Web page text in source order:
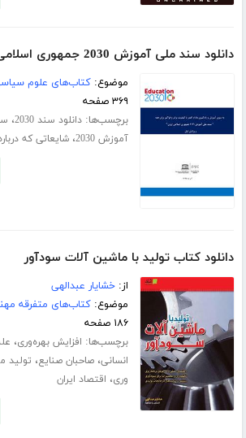
دانلود سند ملی آموزش 2030 جمهوری اسلامی ایران
موضوع:کتاب‌های علوم
۳۶۹ صفحه
برچسب‌ها:دانلود سند 2030 ، سند
آموزش 2030
،شایعاتی که درباره
دانلود کتاب تولید با ماشین آلات سودآور
از:خشایار عبدالهی
موضوع:کتاب‌های متفرقه
۱۸۶ صفحه
برچسب‌ها: افزایش بهره‌وری،
انسانی،صاحبان صنایع، تولید
وری، اقتصاد ایران